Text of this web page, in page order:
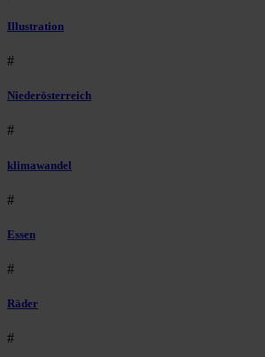
Illustration
#
Niederösterreich
#
klimawandel
#
Essen
#
Räder
#